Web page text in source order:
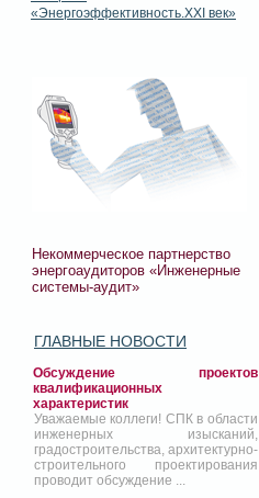
«Энергоэффективность.XXI век»
Некоммерческое партнерство
энергоаудиторов «Инженерные
системы-аудит»
ГЛАВНЫЕ НОВОСТИ
Обсуждение проектов
квалификационных
характеристик
Уважаемые коллеги! СПК в области
инженерных изысканий,
градостроительства, архитектурно-
строительного проектирования
проводит обсуждение ...